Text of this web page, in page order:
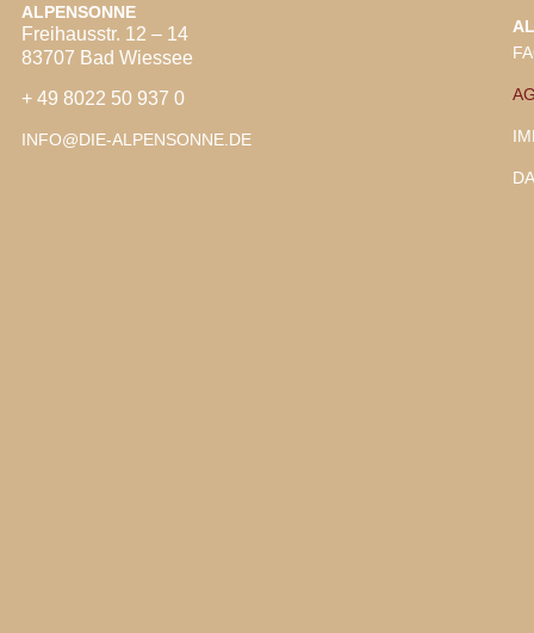
ALPENSONNE
Freihausstr. 12 – 14
83707 Bad Wiessee
+ 49 8022 50 937 0
INFO@DIE-ALPENSONNE.DE